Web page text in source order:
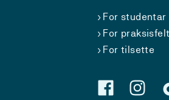
For studentar
For
For tilsette